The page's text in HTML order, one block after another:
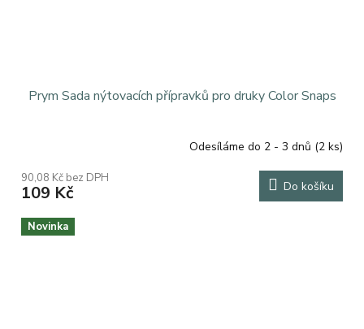
Prym Sada nýtovacích přípravků pro druky Color Snaps
Odesíláme do 2 - 3 dnů (2 ks)
90,08 Kč bez DPH
109 Kč Do košíku
Novinka